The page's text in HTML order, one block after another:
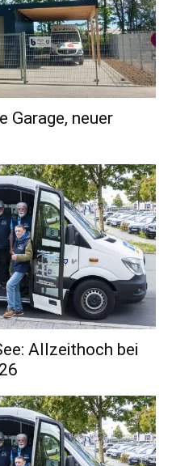
Garage, neuer
Allzeithoch bei